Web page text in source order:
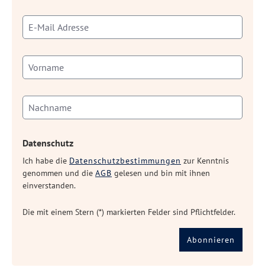
Datenschutz
Ich habe die Datenschutzbestimmungen zur Kenntnis
genommen und die AGB gelesen und bin mit ihnen
einverstanden.
Die mit einem Stern (*) markierten Felder sind Pflichtfelder.
Abonnieren